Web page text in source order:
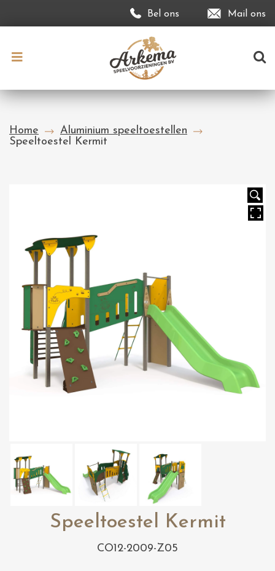
Bel ons Mail ons
Home
Aluminium speeltoestellen
Speeltoestel Kermit
Speeltoestel Kermit
CO12-2009-Z05